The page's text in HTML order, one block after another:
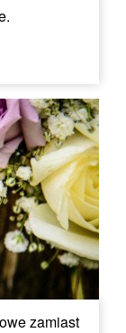
zamiast